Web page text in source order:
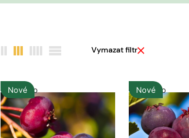
Vymazat filtr
Nové
Vyprodáno Nové
Vyprodáno